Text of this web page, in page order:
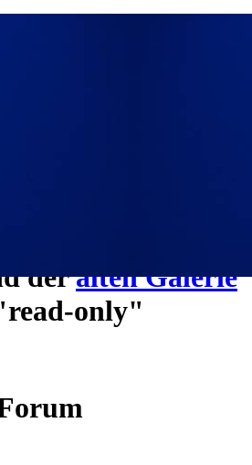
deralten Galerie
only"